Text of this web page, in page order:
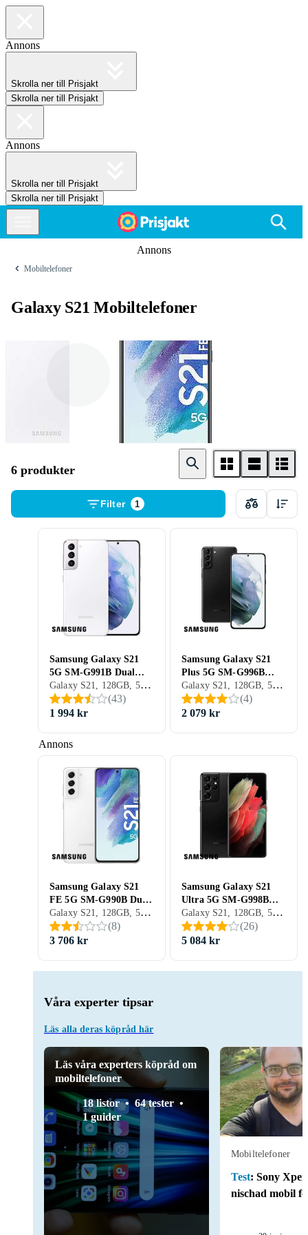
Annons
Skrolla ner till Prisjakt
Skrolla ner till Prisjakt
Annons
Skrolla ner till Prisjakt
Skrolla ner till Prisjakt
Annons
Mobiltelefoner
Galaxy S21 Mobiltelefoner
256GB
6 produkter
Filter 1
Annons
Våra experter tipsar
Läs alla deras köpråd här
Läs våra experters köpråd om
mobiltelefoner
18 listor
64 tester
1 guider
Mobiltelefoner
Test: Sony
nischad mobil
Samsung Galaxy S21
5G SM-G991B Dual
SIM 8GB RAM 128GBGalaxy S21, 128GB, 5G (NR), 6.2 tum, 8GB, 2021
(43)
1 994 kr
Samsung Galaxy S21
Plus 5G SM-G996B
Dual SIM 8GB RAM
128GB
Galaxy S21, 128GB, 5G (NR), 6.7 tum, 8GB, 2023
(4)
2 079 kr
Samsung Galaxy S21
FE 5G SM-G990B Dual
SIM 6GB RAM 128GBGalaxy S21, 128GB, 5G (NR), 6.4 tum, 6GB, 2023
(8)
3 706 kr
Samsung Galaxy S21
Ultra 5G SM-G998B
Dual SIM 12GB RAM
128GB
Galaxy S21, 128GB, 5G (NR), 6.8 tum, 12GB, 2023
(26)
5 084 kr